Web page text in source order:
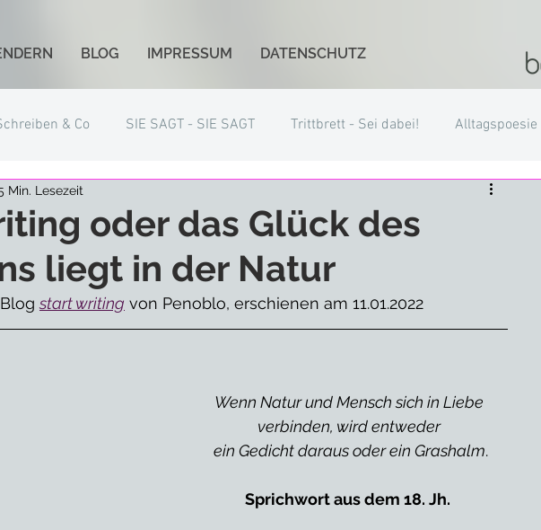
BLOG IMPRESSUM DATENSCHUTZ
& Co SIE SAGT - SIE SAGT Trittbrett - Sei dabei! Alltagspoesie
oder das Glück des
liegt in der Natur
Min. Lesezeit
Blog start writing von Penoblo, erschienen am 11.01.2022
Wenn Natur und Mensch sich in Liebe
verbinden, wird entweder
ein Gedicht daraus oder ein Grashalm.
Sprichwort aus dem 18. Jh.